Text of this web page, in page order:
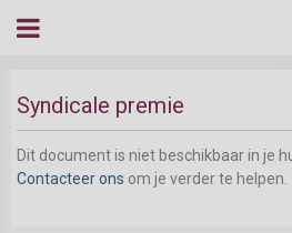
Syndicale premie
Dit document is niet beschikbaar in je
Contacteer ons om je verder te helpen.